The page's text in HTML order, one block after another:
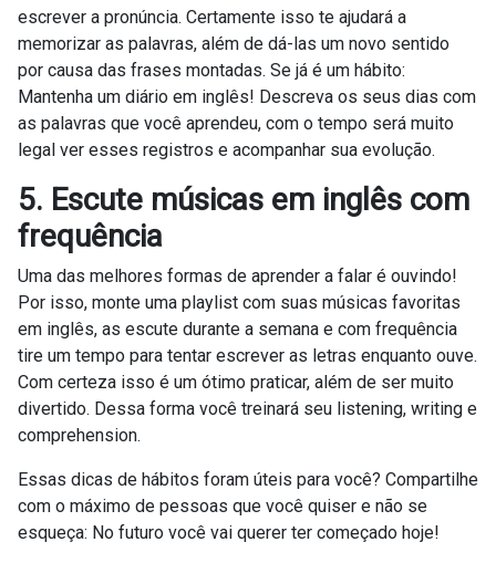
escrever a pronúncia. Certamente isso te ajudará a
memorizar as palavras, além de dá-las um novo sentido
por causa das frases montadas. Se já é um hábito:
Mantenha um diário em inglês! Descreva os seus dias com
as palavras que você aprendeu, com o tempo será muito
legal ver esses registros e acompanhar sua evolução.
5. Escute músicas em inglês com
frequência
Uma das melhores formas de aprender a falar é ouvindo!
Por isso, monte uma playlist com suas músicas favoritas
em inglês, as escute durante a semana e com frequência
tire um tempo para tentar escrever as letras enquanto ouve.
Com certeza isso é um ótimo praticar, além de ser muito
divertido. Dessa forma você treinará seu listening, writing e
comprehension.
Essas dicas de hábitos foram úteis para você? Compartilhe
com o máximo de pessoas que você quiser e não se
esqueça: No futuro você vai querer ter começado hoje!